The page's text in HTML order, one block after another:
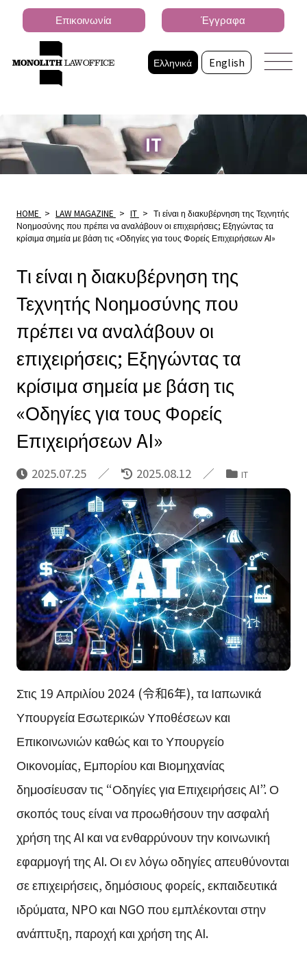
Ελληνικά English
Επικοινωνία Έγγραφα
IT
HOME > LAW MAGAZINE > IT > Τι είναι η διακυβέρνηση της Τεχνητής
Νοημοσύνης που πρέπει να αναλάβουν οι επιχειρήσεις; Εξηγώντας τα
κρίσιμα σημεία με βάση τις «Οδηγίες για τους Φορείς Επιχειρήσεων AI»
Τι είναι η διακυβέρνηση της
Τεχνητής Νοημοσύνης που
πρέπει να αναλάβουν οι
επιχειρήσεις; Εξηγώντας τα
κρίσιμα σημεία με βάση τις
«Οδηγίες για τους Φορείς
Επιχειρήσεων AI»
2025.07.25 2025.08.12 IT
Στις 19 Απριλίου 2024 (令和6年), τα Ιαπωνικά
Υπουργεία Εσωτερικών Υποθέσεων και
Επικοινωνιών καθώς και το Υπουργείο
Οικονομίας, Εμπορίου και Βιομηχανίας
δημοσίευσαν τις “Οδηγίες για Επιχειρήσεις AI”. Ο
σκοπός τους είναι να προωθήσουν την ασφαλή
χρήση της AI και να ενθαρρύνουν την κοινωνική
εφαρμογή της AI. Οι εν λόγω οδηγίες απευθύνονται
σε επιχειρήσεις, δημόσιους φορείς, εκπαιδευτικά
ιδρύματα, NPO και NGO που εμπλέκονται στην
ανάπτυξη, παροχή και χρήση της AI.